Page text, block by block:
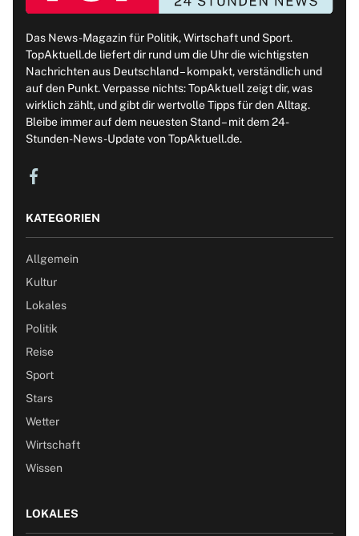
Das News-Magazin für Politik, Wirtschaft und Sport.
TopAktuell.de liefert dir rund um die Uhr die wichtigsten
Nachrichten aus Deutschland – kompakt, verständlich und
auf den Punkt. Verpasse nichts: TopAktuell zeigt dir, was
wirklich zählt, und gibt dir wertvolle Tipps für den Alltag.
Bleibe immer auf dem neuesten Stand – mit dem 24-
Stunden-News-Update von TopAktuell.de.
KATEGORIEN
Allgemein
Kultur
Lokales
Politik
Reise
Sport
Stars
Wetter
Wirtschaft
Wissen
LOKALES